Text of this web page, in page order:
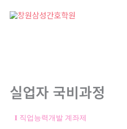
실업자 국비과정
직업능력개발 계좌제